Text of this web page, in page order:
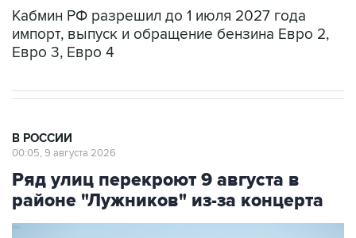
Кабмин РФ разрешил до 1 июля 2027 года
импорт, выпуск и обращение бензина Евро 2,
Евро 3, Евро 4
В РОССИИ
00:05, 9 августа 2026
Ряд улиц перекроют 9 августа в
районе "Лужников" из-за концерта